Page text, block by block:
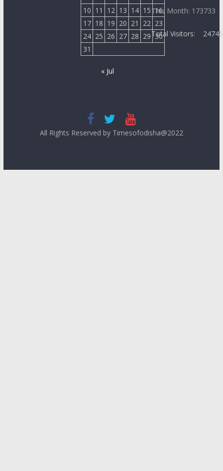
10 11 12 13 14 15 16
17 18 19 20 21 22 23
24 25 26 27 28 29 30
31
« Jul
This Month: 173733
Total Visitors:
All Rights Reserved by Timesofodisha@2022